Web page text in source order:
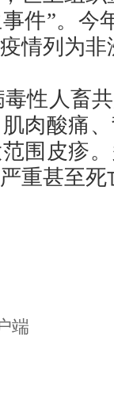
件”。今
情列为
性人畜
肉酸痛
围皮疹
重甚至死